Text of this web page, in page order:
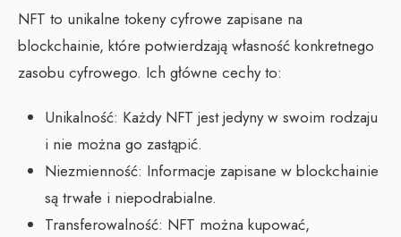
NFT to unikalne tokeny cyfrowe zapisane na
blockchainie, które potwierdzają własność konkretnego
zasobu cyfrowego. Ich główne cechy to:
Unikalność: Każdy NFT jest jedyny w swoim rodzaju
i nie można go zastąpić.
Niezmienność: Informacje zapisane w blockchainie
są trwałe i niepodrabialne.
Transferowalność: NFT można kupować,